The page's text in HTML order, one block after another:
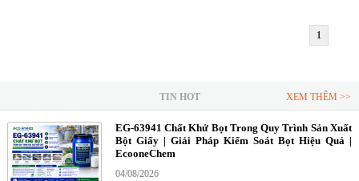
1
TIN HOT XEM THÊM >>
EG-63941 Chất Khử Bọt Trong Quy Trình Sản Xuất
Bột Giấy | Giải Pháp Kiểm Soát Bọt Hiệu Quả |
EcooneChem
04/08/2026